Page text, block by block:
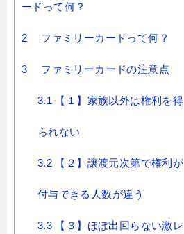
ードって何？
2 ファミリーカードって何？
3 ファミリーカードの注意点
3.1 【１】家族以外は権利を得
られない
3.2 【２】譲渡元次第で権利が
付与できる人数が違う
3.3 【３】ほぼ出回らない激レ